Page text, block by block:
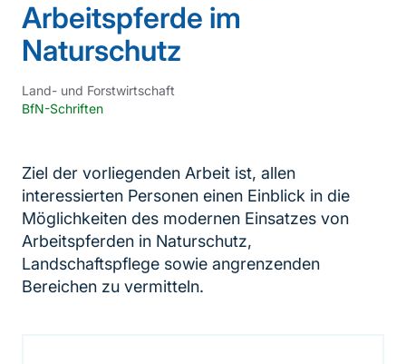
Arbeitspferde im
Naturschutz
Land- und Forstwirtschaft
BfN-Schriften
Ziel der vorliegenden Arbeit ist, allen
interessierten Personen einen Einblick in die
Möglichkeiten des modernen Einsatzes von
Arbeitspferden in Naturschutz,
Landschaftspflege sowie angrenzenden
Bereichen zu vermitteln.